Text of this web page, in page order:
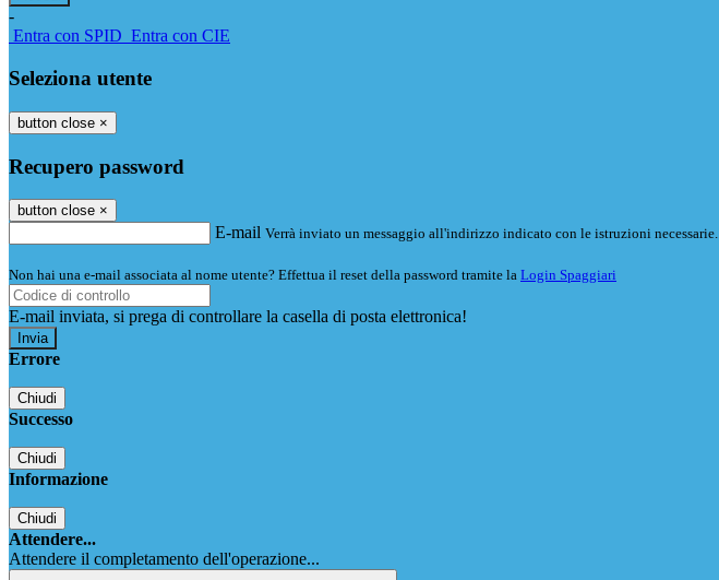
-
Entra con SPID Entra con CIE
Seleziona utente
button close ×
Recupero password
button close ×
E-mail Verrà inviato un messaggio all'indirizzo indicato con le istruzioni necessarie.
Non hai una e-mail associata al nome utente? Effettua il reset della password tramite la Login Spaggiari
E-mail inviata, si prega di controllare la casella di posta elettronica!
Errore
Chiudi
Successo
Chiudi
Informazione
Chiudi
Attendere...
Attendere il completamento dell'operazione...